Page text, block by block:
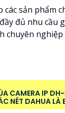
các sản phẩm
đủ nhu cầu
chuyên nghiệp
CAMERA IP
NÉT DAHUA LÀ